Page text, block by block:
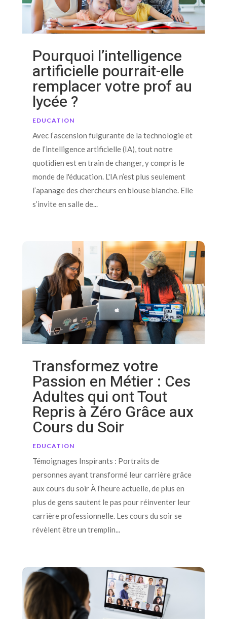
Pourquoi l’intelligence
artificielle pourrait-elle
remplacer votre prof au
lycée ?
EDUCATION
Avec l’ascension fulgurante de la technologie et
de l’intelligence artificielle (IA), tout notre
quotidien est en train de changer, y compris le
monde de l'éducation. L'IA n’est plus seulement
l’apanage des chercheurs en blouse blanche. Elle
s’invite en salle de...
Transformez votre
Passion en Métier : Ces
Adultes qui ont Tout
Repris à Zéro Grâce aux
Cours du Soir
EDUCATION
Témoignages Inspirants : Portraits de
personnes ayant transformé leur carrière grâce
aux cours du soir À l’heure actuelle, de plus en
plus de gens sautent le pas pour réinventer leur
carrière professionnelle. Les cours du soir se
révèlent être un tremplin...